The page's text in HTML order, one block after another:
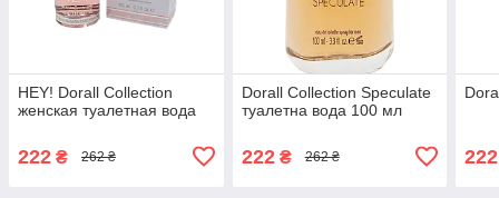
HEY! Dorall Collection
женская туалетная вода
222 ₴ 262 ₴
Dorall Collection Speculate
туалетна вода 100 мл
222₴ 262 ₴ 222